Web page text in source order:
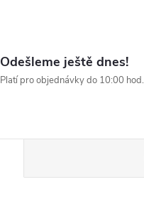
Odešleme ještě dnes!
Platí pro objednávky do 10:00 hod.